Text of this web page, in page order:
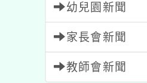
幼兒園新聞
家長會新聞
教師會新聞